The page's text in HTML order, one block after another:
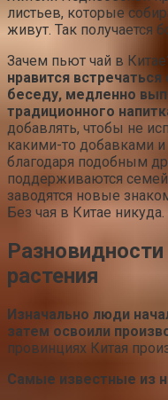
листьев, которые
живут. Так получается
Зачем пьют чай в
нравится
беседу, медленно
традиционного
добавлять, чтобы не
какими-то добавками
благодаря подобным
поддерживаются
заводятся новые
Без чая в Китае никуда.
Разновидности
растения
Изначально люди
затем освоили
провинциях Китая
Самые известные из